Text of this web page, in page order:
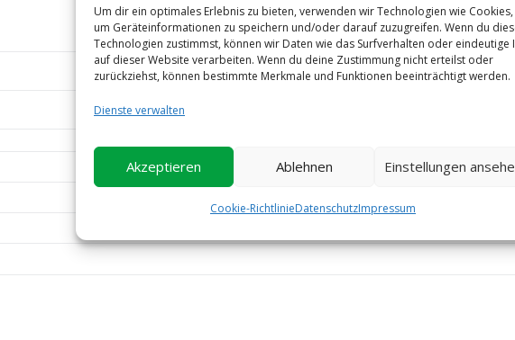
Um dir ein optimales Erlebnis zu bieten, verwenden wir Technologien wie Cookies,
um Geräteinformationen zu speichern und/oder darauf zuzugreifen. Wenn du
Technologien zustimmst, können wir Daten wie das Surfverhalten oder eindeutige
auf dieser Website verarbeiten. Wenn du deine Zustimmung nicht erteilst oder
zurückziehst, können bestimmte Merkmale und Funktionen beeinträchtigt werden.
Dienste verwalten
Akzeptieren Ablehnen Einstellungen
Cookie-RichtlinieDatenschutzImpressum
7,00g
6,20g
18,00g